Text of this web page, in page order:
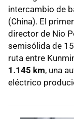
intercambio de
(China). El
director de Nio
semisólida de
ruta entre
1.145 km, una
eléctrico